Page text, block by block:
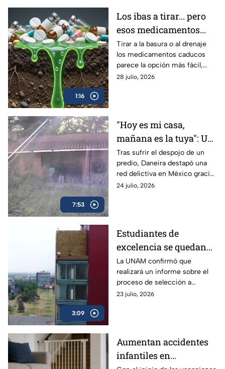
1:16
Los ibas a tirar... pero
esos medicamentos
caducos pueden hacer
más daño del que
imaginas
Tirar a la basura o al drenaje
los medicamentos caducos
parece la opción más fácil,
pero hacerlo puede
28 julio, 2026
7:53
"Hoy es mi casa,
mañana es la tuya": Un
despojo destapó la red
delictiva
Tras sufrir el despojo de un
predio, Daneira destapó una
red delictiva en México gracias
a la unión de vecinos y pese al
24 julio, 2026
3:09
Estudiantes de
excelencia se quedan
sin un lugar para
cursar la universidad
La UNAM confirmó que
realizará un informe sobre el
proceso de selección a
licenciatura, a fin de aclarar el
23 julio, 2026
Aumentan accidentes
infantiles en